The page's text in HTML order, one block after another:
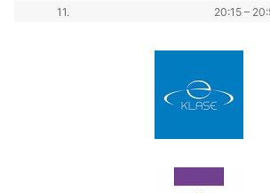
11.
20:15 –